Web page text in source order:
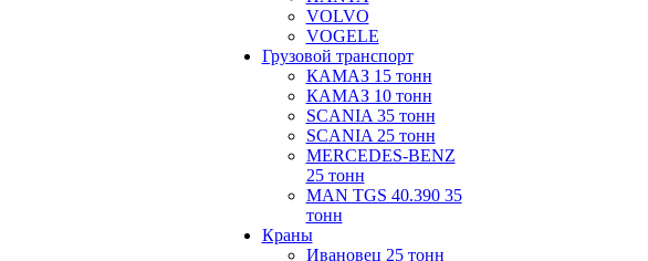
VOLVO
VOGELE
Грузовой транспорт
КАМАЗ 15 тонн
КАМАЗ 10 тонн
SCANIA 35 тонн
SCANIA 25 тонн
MERCEDES-BENZ
25 тонн
MAN TGS 40.390 35
тонн
Краны
Ивановец 25 тонн